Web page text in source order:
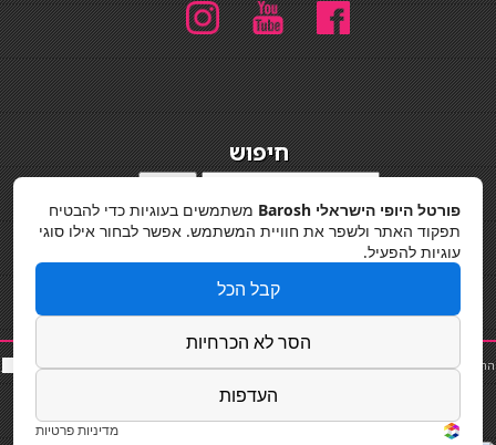
חיפוש
מדיניות פרטיות
החלקות שיער|תאורה לבית|פאות ותוספות שיער|נייל סטודיו|תוספות שיער|שף פרטי|כ
סאות
פורטל היופי הישראלי Barosh
משתמשים בעוגיות כדי להבטיח
תפקוד האתר ולשפר את חוויית המשתמש. אפשר לבחור אילו סוגי
עוגיות להפעיל.
קבל הכל
הסר לא הכרחיות
העדפות
מדיניות פרטיות